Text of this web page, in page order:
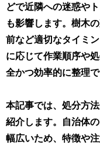
どで近隣への迷惑や
も影響します。樹木
前など適切なタイミ
に応じて作業順序や
全かつ効率的に整理で
本記事では、処分方
紹介します。自治体
幅広いため、特徴や